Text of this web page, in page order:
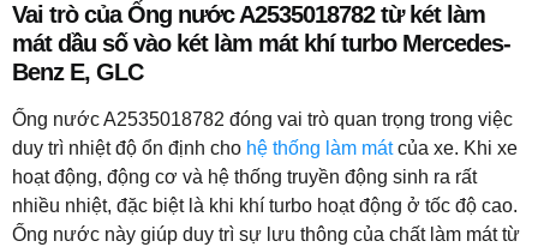
Vai trò của Ống nước A2535018782 từ két làm
mát dầu số vào két làm mát khí turbo Mercedes-
Benz E, GLC
Ống nước A2535018782 đóng vai trò quan trọng trong việc
duy trì nhiệt độ ổn định cho hệ thống làm mátcủa xe. Khi xe
hoạt động, động cơ và hệ thống truyền động sinh ra rất
nhiều nhiệt, đặc biệt là khi khí turbo hoạt động ở tốc độ cao.
Ống nước này giúp duy trì sự lưu thông của chất làm mát từ